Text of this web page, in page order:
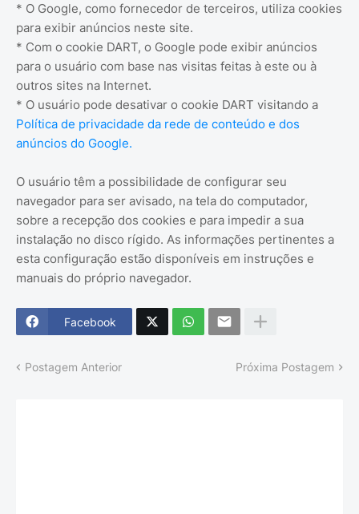
* O Google, como fornecedor de terceiros, utiliza cookies
para exibir anúncios neste site.
* Com o cookie DART, o Google pode exibir anúncios
para o usuário com base nas visitas feitas à este ou à
outros sites na Internet.
* O usuário pode desativar o cookie DART visitando a
Política de privacidade da rede de conteúdo e dos
anúncios do Google.
O usuário têm a possibilidade de configurar seu
navegador para ser avisado, na tela do computador,
sobre a recepção dos cookies e para impedir a sua
instalação no disco rígido. As informações pertinentes a
esta configuração estão disponíveis em instruções e
manuais do próprio navegador.
Facebook
Postagem Anterior Próxima Postagem